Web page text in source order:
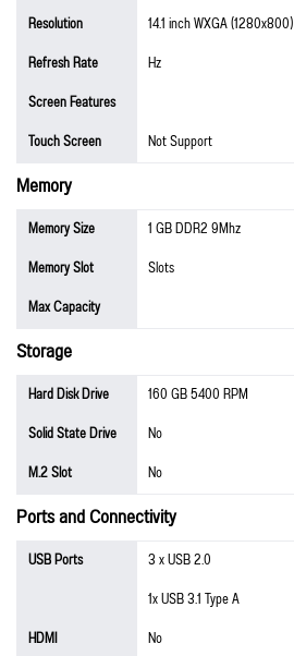
Resolution
14.1 inch WXGA (1280x800)
Refresh Rate
Hz
Screen Features
Touch Screen
Not Support
Memory
Memory Size
1 GB DDR2 9Mhz
Memory Slot
Slots
Max Capacity
Storage
Hard Disk Drive
160 GB 5400 RPM
Solid State Drive
No
M.2 Slot
No
Ports and Connectivity
USB Ports
3 x USB 2.0
1x USB 3.1 Type A
HDMI
No